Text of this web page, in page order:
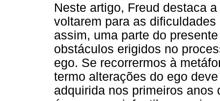
Neste artigo, Freud destaca
voltarem para as
assim, uma parte do
obstáculos erigidos no
ego. Se recorrermos à
termo alterações do ego
adquirida nos primeiros